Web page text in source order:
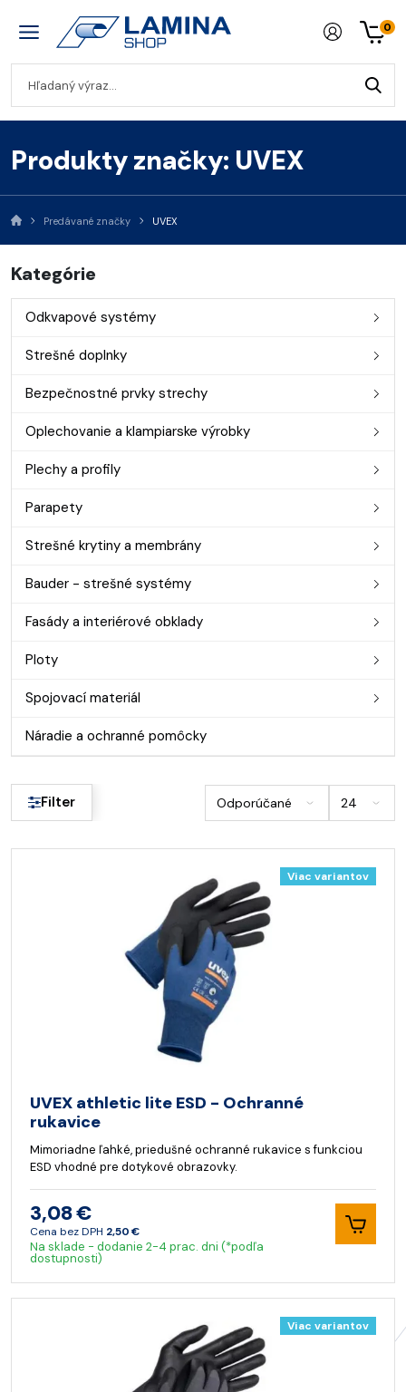
0
Produkty značky: UVEX
Predávané značky UVEX
Kategórie
Odkvapové systémy
Strešné doplnky
Bezpečnostné prvky strechy
Oplechovanie a klampiarske výrobky
Plechy a profily
Parapety
Strešné krytiny a membrány
Bauder - strešné systémy
Fasády a interiérové obklady
Ploty
Spojovací materiál
Náradie a ochranné pomôcky
Filter
Viac variantov
UVEX athletic lite ESD - Ochranné
rukavice
Mimoriadne ľahké, priedušné ochranné rukavice s funkciou
ESD vhodné pre dotykové obrazovky.
3,08 €
Cena bez DPH 2,50 €
Na sklade - dodanie 2-4 prac. dni (*podľa
dostupnosti)
Viac variantov